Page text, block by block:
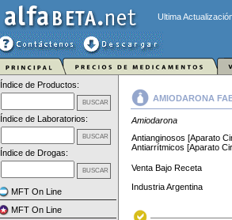
Ultima
Índice de Productos:
Índice de Laboratorios:
Índice de Drogas:
MFT On Line
MFT On Line
AMIODARONA
Amiodarona
Antianginosos [Aparato
Antiarrítmicos [Aparato
Venta Bajo Receta
Industria Argentina